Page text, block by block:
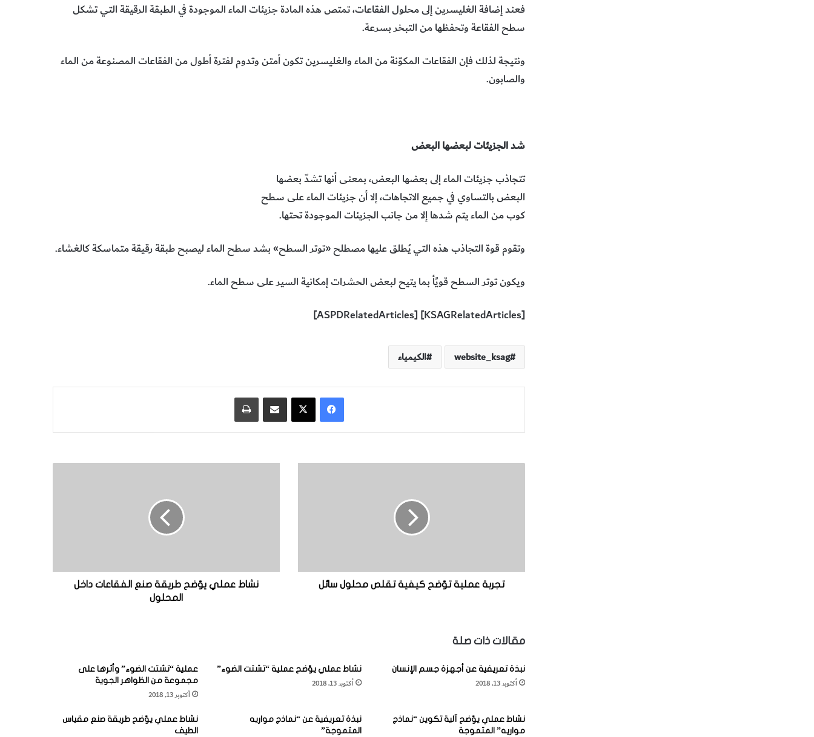
فعند إضافة الغليسرين إلى محلول الفقاعات، تمتص هذه المادة جزيئات الماء الموجودة في الطبقة الرقيقة التي تشكل
سطح الفقاعة وتحفظها من التبخر بسرعة.
ونتيجة لذلك فإن الفقاعات المكوّنة من الماء والغليسرين تكون أمتن وتدوم لفترة أطول من الفقاعات المصنوعة من الماء
والصابون.
شد الجزيئات لبعضها البعض
تتجاذب جزيئات الماء إلى بعضها البعض، بمعنى أنها تشدّ بعضها
البعض بالتساوي في جميع الاتجاهات، إلا أن جزيئات الماء على سطح
كوب من الماء يتم شدها إلا من جانب الجزيئات الموجودة تحتها.
وتقوم قوة التجاذب هذه التي يُطلق عليها مصطلح «توتر السطح» بشد سطح الماء ليصبح طبقة رقيقة متماسكة كالغشاء.
ويكون توتر السطح قويًأ بما يتيح لبعض الحشرات إمكانية السير على سطح الماء.
[KSAGRelatedArticles] [ASPDRelatedArticles]
website_ksag الكيمياء
فيسبوك ‫X مشاركة عبر البريد
ي
ك
ف
ي
ق
تجربة عملية توّضح كيفية تقلص محلول سائل
ي
ة
ا
نشاط عملي يوّضح طريقة صنع الفقاعات داخل
المحلول
مقالات ذات صلة
نبذة تعريفية عن أجهزة جسم الإنسان
أكتوبر 13, 2018
نشاط عملي يوّضح عملية “تشتت الضوء”
أكتوبر 13, 2018
عملية “تشتت الضوء” وأثرها على
مجموعة من الظواهر الجوية
أكتوبر 13, 2018
نشاط عملي يوّضح آلية تكوين “نماذج
مواريه” المتموجة
نبذة تعريفية عن “نماذج مواريه
المتموجة”
نشاط عملي يوّضح طريقة صنع مقياس
الطيف